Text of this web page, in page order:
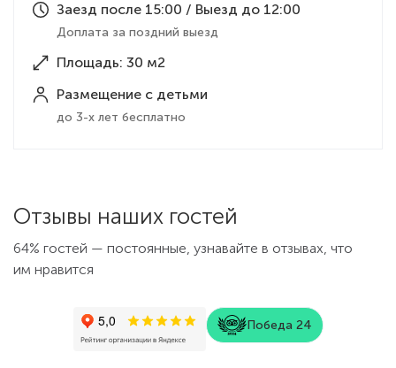
Заезд после 15:00 / Выезд до 12:00
Доплата за поздний выезд
Площадь: 30 м2
Размещение с детьми
до 3-х лет бесплатно
Отзывы наших гостей
64% гостей — постоянные, узнавайте в отзывах, что
им нравится
Победа 24